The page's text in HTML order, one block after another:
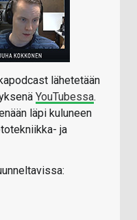
lähetetään
YouTubessa.
läpi kuluneen
ja